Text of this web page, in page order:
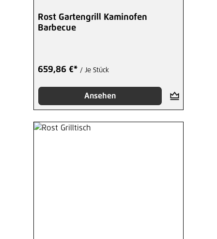
Rost Gartengrill Kaminofen
Barbecue
659,86 €* / Je Stück
Ansehen